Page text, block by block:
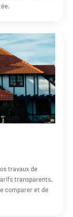
travaux de
transparents.
comparer et de